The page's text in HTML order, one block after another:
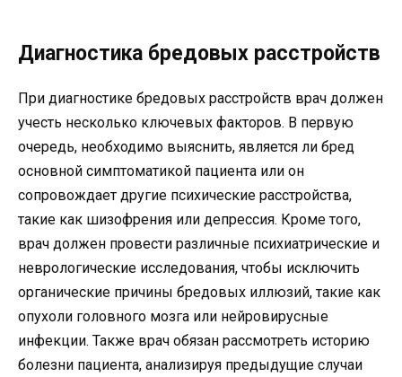
Диагностика бредовых расстройств
При диагностике бредовых расстройств врач должен
учесть несколько ключевых факторов. В первую
очередь, необходимо выяснить, является ли бред
основной симптоматикой пациента или он
сопровождает другие психические расстройства,
такие как шизофрения или депрессия. Кроме того,
врач должен провести различные психиатрические и
неврологические исследования, чтобы исключить
органические причины бредовых иллюзий, такие как
опухоли головного мозга или нейровирусные
инфекции. Также врач обязан рассмотреть историю
болезни пациента, анализируя предыдущие случаи